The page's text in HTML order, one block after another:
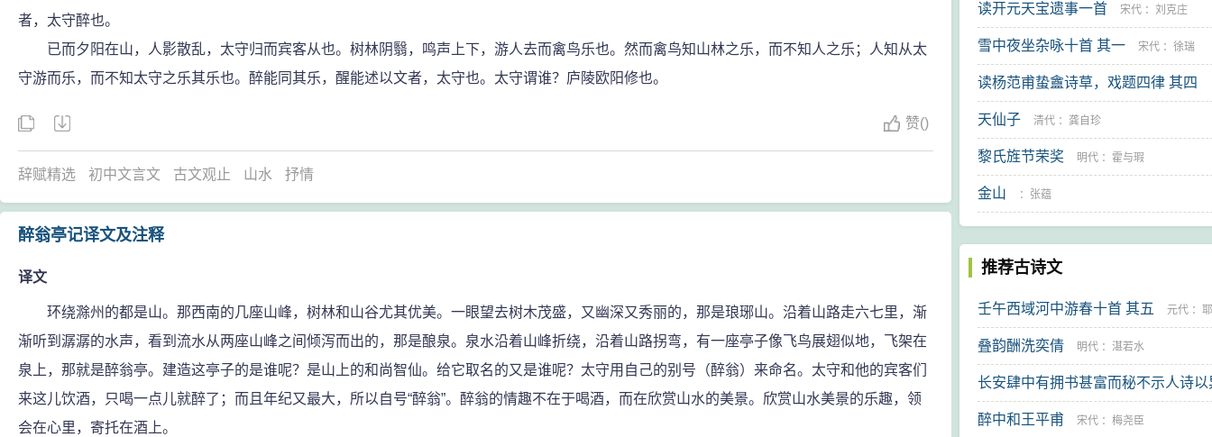
者，太守醉也。
已而夕阳在山，人影散乱，太守归而宾客从也。树林阴翳，鸣声上下，游人去而禽鸟乐也。然而禽鸟知山林之乐，而不知人之乐；人知从太
守游而乐，而不知太守之乐其乐也。醉能同其乐，醒能述以文者，太守也。太守谓谁？庐陵欧阳修也。
赞()
辞赋精选 初中文言文 古文观止 山水 抒情
醉翁亭记译文及注释
译文
环绕滁州的都是山。那西南的几座山峰，树林和山谷尤其优美。一眼望去树木茂盛，又幽深又秀丽的，那是琅琊山。沿着山路走六七里，渐
渐听到潺潺的水声，看到流水从两座山峰之间倾泻而出的，那是酿泉。泉水沿着山峰折绕，沿着山路拐弯，有一座亭子像飞鸟展翅似地，飞架在
泉上，那就是醉翁亭。建造这亭子的是谁呢？是山上的和尚智仙。给它取名的又是谁呢？太守用自己的别号（醉翁）来命名。太守和他的宾客们
来这儿饮酒，只喝一点儿就醉了；而且年纪又最大，所以自号“醉翁”。醉翁的情趣不在于喝酒，而在欣赏山水的美景。欣赏山水美景的乐趣，领
会在心里，寄托在酒上。
读开元天宝遗事一首 宋代 ： 刘克庄
雪中夜坐杂咏十首 其一 宋代 ： 徐瑞
读杨范甫蛰盦诗草，戏题四律 其四
芳
天仙子 清代 ： 龚自珍
黎氏旌节荣奖 明代 ： 霍与瑕
金山 ： 张蕴
推荐古诗文
壬午西域河中游春十首 其五 元代 ：
材
叠韵酬洗奕倩 明代 ： 湛若水
长安肆中有拥书甚富而秘不示人诗以
明代： 凌义渠
醉中和王平甫 宋代 ： 梅尧臣